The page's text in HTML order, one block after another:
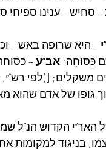
– סחיש – ענינו ספיחי
– היא שרופה באש –
כַּסּוּחָה; אב”ע –
משקלים; [(לפי רש”י,
גופו של אדם שהוא
האר”י הקדוש הנ”ל
בניגוד